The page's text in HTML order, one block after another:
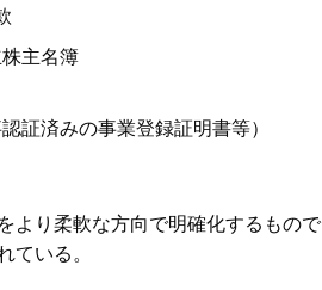
主名簿
証済みの事業登録証明書等）
より柔軟な方向で明確化するもので
ている。